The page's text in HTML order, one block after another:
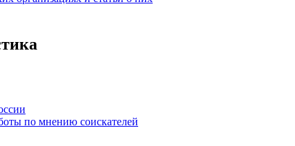
по мнению соискателей